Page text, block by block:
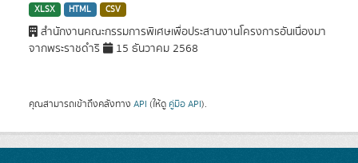
XLSX HTML CSV
สำนักงานคณะกรรมการพิเศษเพื่อประสานงานโครงการอันเนื่องมา
จากพระราชดำริ
15 ธันวาคม 2568
คุณสามารถเข้าถึงคลังทาง API (ให้ดู คู่มือ API).